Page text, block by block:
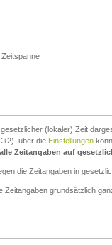
(lokaler) Zeit
über die Einstellungen
Zeitangaben auf
die Zeitangaben in
Zeitangaben grundsätzlich